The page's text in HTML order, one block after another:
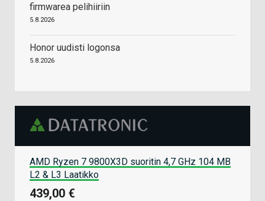
firmwarea pelihiiriin
5.8.2026
Honor uudisti logonsa
5.8.2026
AMD Ryzen 7 9800X3D suoritin 4,7 GHz 104 MB
L2 & L3 Laatikko
439,00 €